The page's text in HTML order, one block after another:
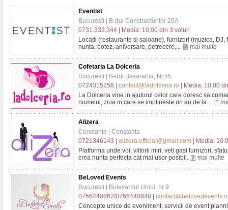
Eventist
Bucuresti | B-dul Constructorilor 20A
0731.333.344 | Media: 10.00 din 3 voturi
Locatii (restaurante si saloane), furnizori (muzica,
nunta, botez, aniversare, petrecere,...
mai multe
Cofetaria La Dolceria
Bucuresti | B-dul Basarabia, Nr.55
0724315256 | contact@ladolceria.ro | Media: 10.00
La Dolceria vine in ajutorul celor care doresc sa
numelui, ziua in care se implineste un an de la...
Alizera
Constanta | Constanta
0721346143 | alizera.official@gmail.com | Media:
Platforma unde voi, viitorii miri, veti gasi furnizori,
crea nunta perfecta cat mai usor posibil.
mai multe
BeLoved Events
Bucuresti | Bulevardul Unirii, nr 9
0766440862/0766440848 |
Concepte unice de eveniment, servicii de event